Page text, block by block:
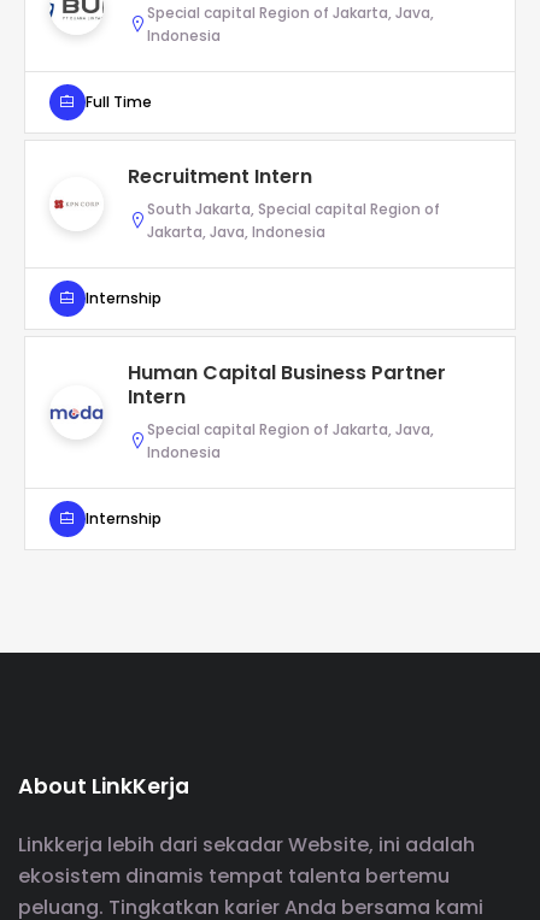
Special capital Region of Jakarta, Java,
Indonesia
Full Time
Recruitment Intern
South Jakarta, Special capital Region of
Jakarta, Java, Indonesia
Internship
Human Capital Business Partner
Intern
Special capital Region of Jakarta, Java,
Indonesia
Internship
About LinkKerja
Linkkerja lebih dari sekadar Website, ini adalah
ekosistem dinamis tempat talenta bertemu
peluang. Tingkatkan karier Anda bersama kami